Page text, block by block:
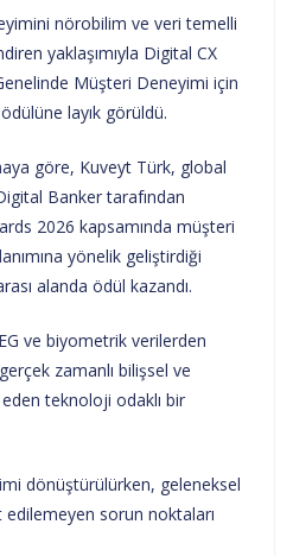
nörobilim ve veri temelli
yaklaşımıyla Digital CX
Müşteri Deneyimi için
layık görüldü.
göre, Kuveyt Türk, global
Banker tarafından
2026 kapsamında müşteri
yönelik geliştirdiği
alanda ödül kazandı.
ve biyometrik verilerden
zamanlı bilişsel ve
teknoloji odaklı bir
dönüştürülürken, geleneksel
sorun noktaları